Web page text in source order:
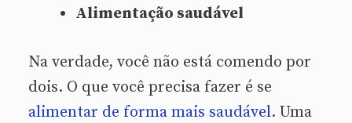
Alimentação saudável
Na verdade, você não está comendo por
dois. O que você precisa fazer é se
alimentar de forma mais saudável. Uma